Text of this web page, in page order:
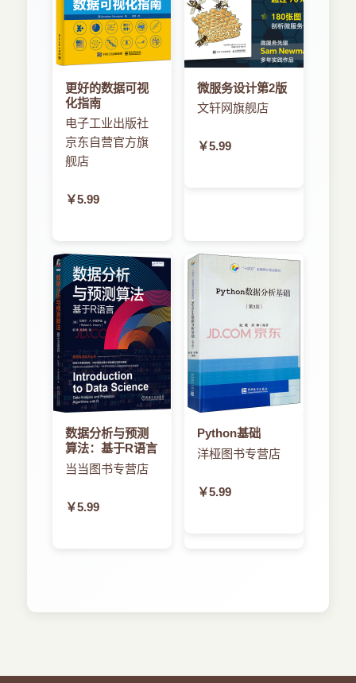
更好的数据可视
化指南
电子工业出版社
京东自营官方旗
舰店
￥5.99
微服务设计第2版
文轩网旗舰店
￥5.99
数据分析与预测
算法：基于R语言
当当图书专营店
￥5.99
Python基础
洋桠图书专营店
￥5.99